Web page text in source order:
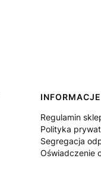
INFORMACJE
Regulamin
Polityka
Segregacja
Oświadczenie